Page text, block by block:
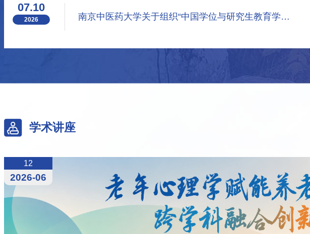
07.10
2026 南京中医药大学关于组织“中国学位与研究生教育学会课题（2026）”立项申报工作的通知
学术讲座
12
2026-06